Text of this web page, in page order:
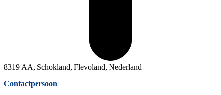
8319 AA, Schokland, Flevoland, Nederland
Contactpersoon